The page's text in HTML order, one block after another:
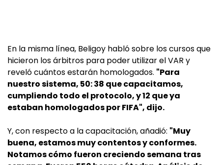
En la misma línea, Beligoy habló sobre los cursos que
hicieron los árbitros para poder utilizar el VAR y
reveló cuántos estarán homologados. "Para
nuestro sistema, 50: 38 que capacitamos,
cumpliendo todo el protocolo, y 12 que ya
estaban homologados por FIFA", dijo.
Y, con respecto a la capacitación, añadió: "Muy
buena, estamos muy contentos y conformes.
Notamos cómo fueron creciendo semana tras